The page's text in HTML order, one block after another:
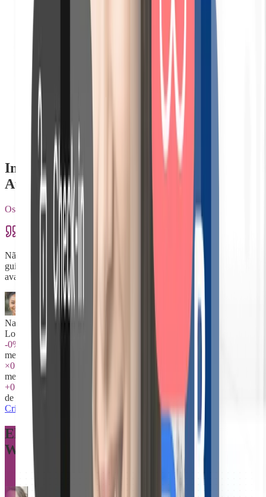
Pagamento por transferência bancária ou em dinheiro
Impulsione as suas avaliações Airbnb.
Aumente as suas receitas por estadia
Os seus hóspedes são finalmente 100% autónomos.
Não respondo mais mensagens no fim de semana. Tudo está no
guia: jacuzzi, sauna, regras, recomendações de restaurantes. Minhas
avaliações passaram de 4.2 para 4.8.
Nathalie M.
Love Suites Côte d'Azur — 5 alojamentos
-0%
menos mensagens de hóspedes
×0
menos litígios de caução
+0 €
de receita extra média por estadia
Criar o meu livreto gratuitamente
Eles gerenciam love rooms. Adoram o
WonderGuest.